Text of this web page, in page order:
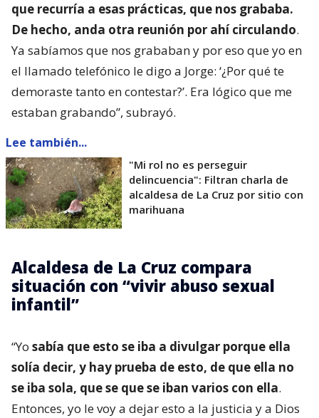
que recurría a esas prácticas, que nos grababa.
De hecho, anda otra reunión por ahí circulando.
Ya sabíamos que nos grababan y por eso que yo en
el llamado telefónico le digo a Jorge: ‘¿Por qué te
demoraste tanto en contestar?’. Era lógico que me
estaban grabando”, subrayó.
Lee también...
"Mi rol no es perseguir
delincuencia": Filtran charla de
alcaldesa de La Cruz por sitio con
marihuana
Alcaldesa de La Cruz compara
situación con “vivir abuso sexual
infantil”
“Yo sabía que esto se iba a divulgar porque ella
solía decir, y hay prueba de esto, de que ella no
se iba sola, que se que se iban varios con ella.
Entonces, yo le voy a dejar esto a la justicia y a Dios